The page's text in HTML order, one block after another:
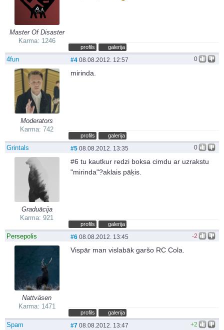
Master Of Disaster
Karma: 1246
profils galerija
4fun
Moderators
Karma: 742
0
#4 08.08.2012. 12:57
mirinda.
profils galerija
Grintals
Graduācija
Karma: 921
0
#5 08.08.2012. 13:35
#6 tu kautkur redzi boksa cimdu ar uzrakstu
"mirinda"?aklais pāķis.
profils galerija
Persepolis
Nattväsen
Karma: 1471
-2
#6 08.08.2012. 13:45
Vispār man vislabāk garšo RC Cola.
profils galerija
Spam +2
#7 08.08.2012. 13:47